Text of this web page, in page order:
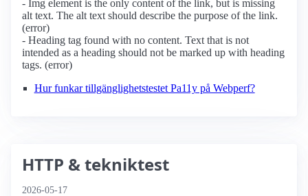
- Img element is the only content of the link, but is missing
alt text. The alt text should describe the purpose of the link.
(error)
- Heading tag found with no content. Text that is not
intended as a heading should not be marked up with heading
tags. (error)
Hur funkar tillgänglighetstestet Pa11y på Webperf?
HTTP & tekniktest
2026-05-17